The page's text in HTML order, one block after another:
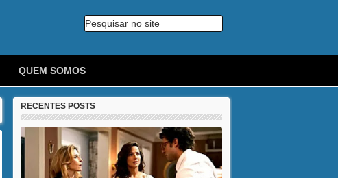
Pesquisar no site
QUEM SOMOS
RECENTES POSTS